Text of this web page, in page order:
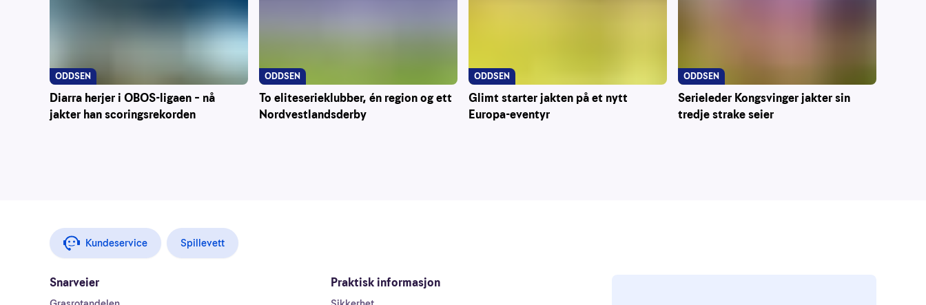
Diarra herjer i OBOS-ligaen – nå
jakter han scoringsrekorden
ODDSEN
To eliteserieklubber, én region og ett
Nordvestlandsderby
ODDSEN
Glimt starter jakten på et nytt
Europa-eventyr
ODDSEN
Serieleder Kongsvinger jakter sin
tredje strake seier
ODDSEN
Kundeservice Spillevett
Snarveier Praktisk informasjon